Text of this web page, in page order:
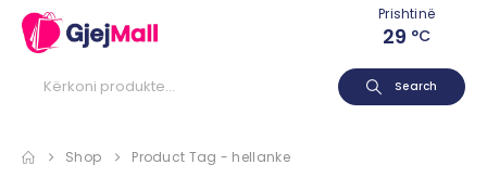
Prishtinë
29 °C
Search
Shop Product Tag - hellanke